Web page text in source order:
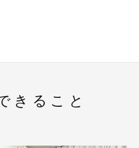
できること